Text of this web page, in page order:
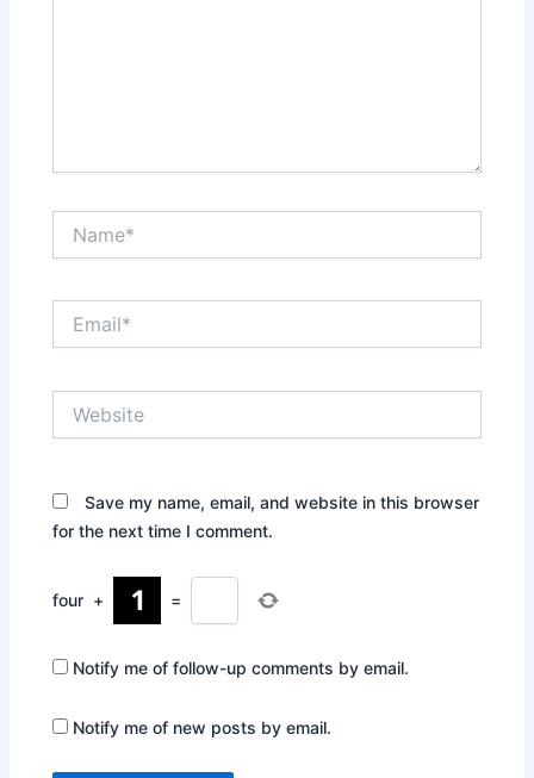
Save my name, email, and website in this browser
for the next time I comment.
four + =
Notify me of follow-up comments by email.
Notify me of new posts by email.